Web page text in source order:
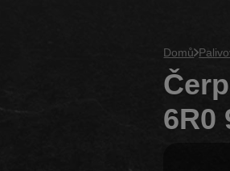
Domů
6R0